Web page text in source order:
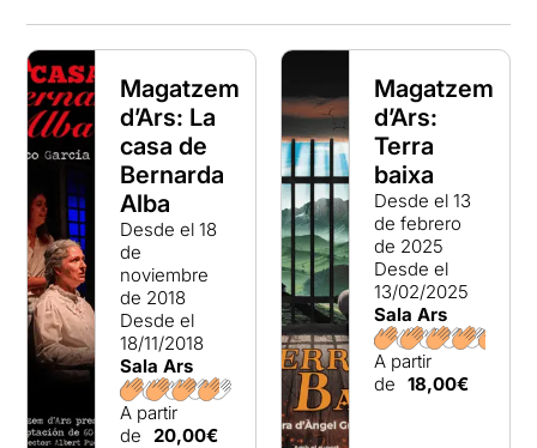
Magatzem
d’Ars: La
casa de
Bernarda
Alba
Desde el 18
de
noviembre
de 2018
Desde el
18/11/2018
Sala Ars
A partir
de 20,00€
Magatzem
d’Ars:
Terra
baixa
Desde el 13
de febrero
de 2025
Desde el
13/02/2025
Sala Ars
A partir
de 18,00€